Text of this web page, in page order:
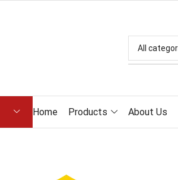
Home Products About Us